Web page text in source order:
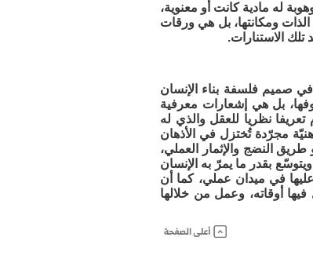
له مادية كانت أو معنوية،
ومكانتها، بل هي ورقات
الاستنارات.
جنبة معرفية توعوية تدخل في صميم فلسفة بناء الإنسان
بل هي إشعارات معرفية
تعريفا نظريا للعقل والذي له
مجرّدة تُختزل في الأذهان
النضج والإثمار العملي،
بقدر ما يمرّ به الإنسان
في ميدان عملي، كما أن
أوقاته، وعمل من خلالها